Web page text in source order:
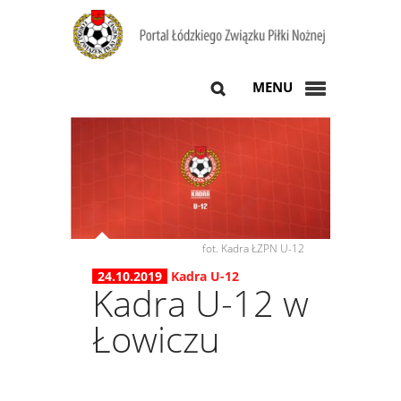
MENU
fot. Kadra ŁZPN U-12
24.10.2019 Kadra U-12
Kadra U-12 w
Łowiczu